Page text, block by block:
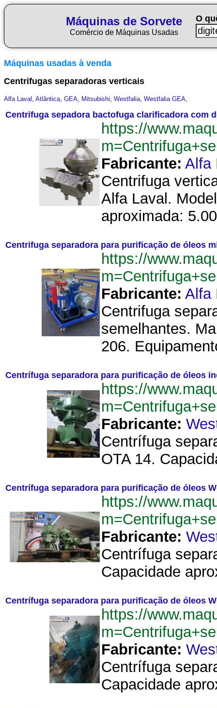
Máquinas de Sorvete
Comércio de Máquinas Usadas
O
Máquinas usadas à venda
Centrifugas separadoras verticais
Alfa Laval , Atlântica, GEA, Mitsubishi, Westfalia, Westfalia GEA,
Centrifuga sepadora bactofuga clarificadora com
https://
Fabricante: Alfa
Centrifuga
Alfa Laval.
aproximada:
Centrifuga separadora para purificação de óleos
https://
Fabricante: Alfa
Centrifuga
semelhantes.
206.
Centrífuga separadora para purificação de óleos
https://
Fabricante:
Centrífuga
OTA 14.
Centrífuga separadora para purificação de óleos
https://
Fabricante:
Centrífuga
Capacidade
Centrífuga separadora para purificação de óleos
https://
Fabricante:
Centrífuga
Capacidade